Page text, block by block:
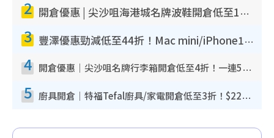
2 開倉優惠 | 尖沙咀海港城名牌波鞋開倉低至1折！On鞋$899起／Joy&Peace鞋履$98起
3 豐澤優惠勁減低至44折！Mac mini/iPhone17Pro大減價！廚房家電$220起
4 開倉優惠｜尖沙咀名牌行李箱開倉低至4折！一連5日 American Tourister/ace./Hallmark $200起！
5 廚具開倉｜特福Tefal廚具/家電開倉低至3折！$220起買平底鍋/炒鑊/湯煲！電飯煲/吸塵機/燙斗$418起